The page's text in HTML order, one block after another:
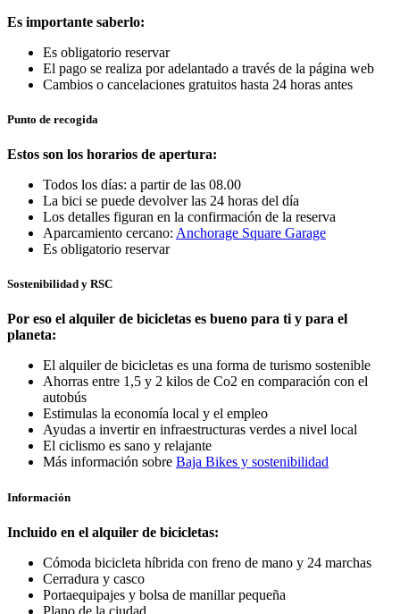
Es importante saberlo:
Es obligatorio reservar
El pago se realiza por adelantado a través de la página web
Cambios o cancelaciones gratuitos hasta 24 horas antes
Punto de recogida
Estos son los horarios de apertura:
Todos los días: a partir de las 08.00
La bici se puede devolver las 24 horas del día
Los detalles figuran en la confirmación de la reserva
Aparcamiento cercano: Anchorage Square Garage
Es obligatorio reservar
Sostenibilidad y RSC
Por eso el alquiler de bicicletas es bueno para ti y para el
planeta:
El alquiler de bicicletas es una forma de turismo sostenible
Ahorras entre 1,5 y 2 kilos de Co2 en comparación con el
autobús
Estimulas la economía local y el empleo
Ayudas a invertir en infraestructuras verdes a nivel local
El ciclismo es sano y relajante
Más información sobre Baja Bikes y sostenibilidad
Información
Incluido en el alquiler de bicicletas:
Cómoda bicicleta híbrida con freno de mano y 24 marchas
Cerradura y casco
Portaequipajes y bolsa de manillar pequeña
Plano de la ciudad